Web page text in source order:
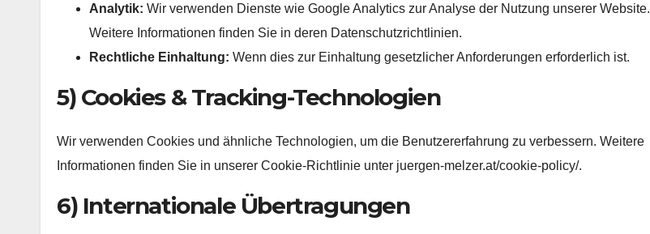
Analytik: Wir verwenden Dienste wie Google Analytics zur Analyse der Nutzung unserer Website.
Weitere Informationen finden Sie in deren Datenschutzrichtlinien.
Rechtliche Einhaltung: Wenn dies zur Einhaltung gesetzlicher Anforderungen erforderlich ist.
5) Cookies & Tracking-Technologien
Wir verwenden Cookies und ähnliche Technologien, um die Benutzererfahrung zu verbessern. Weitere
Informationen finden Sie in unserer Cookie-Richtlinie unter juergen-melzer.at/cookie-policy/.
6) Internationale Übertragungen